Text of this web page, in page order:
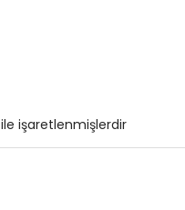
ile işaretlenmişlerdir